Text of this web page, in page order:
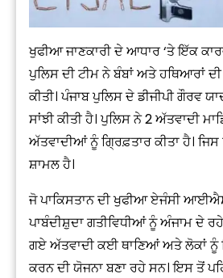
ਖੁਫੀਆ ਜਾਣਕਾਰੀ ਦੇ ਆਧਾਰ ‘ਤੇ ਇੱਕ
ਪੁਲਿਸ ਦੀ ਟੀਮ ਨੇ ਬੰਬਾਂ ਅਤੇ ਹਥਿਆਰਾਂ
ਕੀਤੀ। ਪੰਜਾਬ ਪੁਲਿਸ ਦੇ ਡੀਜੀਪੀ ਗੌਰਵ
ਸਾਂਝੀ ਕੀਤੀ ਹੈ। ਪੁਲਿਸ ਨੇ 2 ਅੱਤਵਾਦੀ
ਅੱਤਵਾਦੀਆਂ ਨੂੰ ਗ੍ਰਿਫ਼ਤਾਰ ਕੀਤਾ ਹੈ।
ਸ਼ਾਮਲ ਹੈ।
ਜੋ ਪਾਕਿਸਤਾਨ ਦੀ ਖੁਫੀਆ ਏਜੰਸੀ
ਪਾਬੰਦੀਸ਼ੁਦਾ ਗਤੀਵਿਧੀਆਂ ਨੂੰ ਅੰਜਾਮ ਦੇ
ਗਏ ਅੱਤਵਾਦੀ ਕਈ ਥਾਣਿਆਂ ਅਤੇ ਲੋਕਾਂ ਨੂੰ
ਕਰਨ ਦੀ ਯੋਜਨਾ ਬਣਾ ਰਹੇ ਸਨ। ਇਸ ਤੋਂ